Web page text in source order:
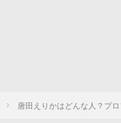
唐田えりかはどんな人？プ